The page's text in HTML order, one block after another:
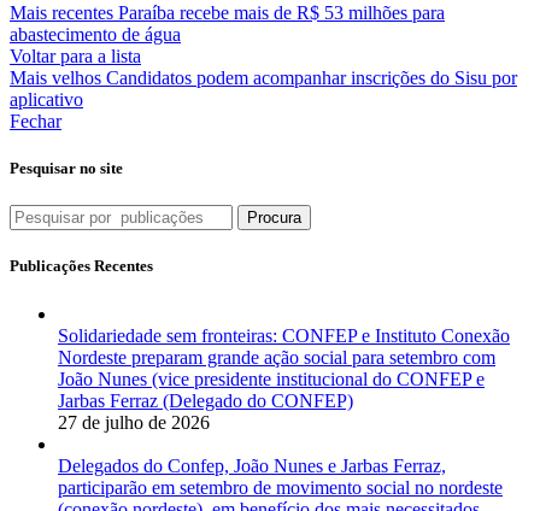
Mais recentes Paraíba recebe mais de R$ 53 milhões para
abastecimento de água
Voltar para a lista
Mais velhos Candidatos podem acompanhar inscrições do Sisu por
aplicativo
Fechar
Pesquisar no site
Procura
Publicações Recentes
Solidariedade sem fronteiras: CONFEP e Instituto Conexão
Nordeste preparam grande ação social para setembro com
João Nunes (vice presidente institucional do CONFEP e
Jarbas Ferraz (Delegado do CONFEP)
27 de julho de 2026
Delegados do Confep, João Nunes e Jarbas Ferraz,
participarão em setembro de movimento social no nordeste